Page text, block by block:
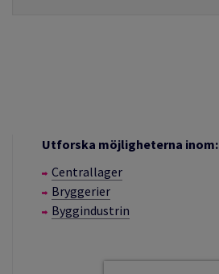
Utforska möjligheterna inom:
Centrallager
Bryggerier
Byggindustrin